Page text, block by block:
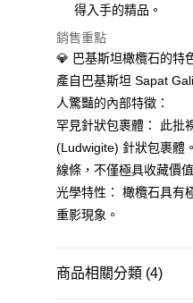
運送方式
全家取貨付款
每筆NT$80，滿
7-11取貨付款
每筆NT$80，滿
賣家宅配幫您送（台灣
每筆NT$80，滿
每筆NT$80，滿
得入手的精品。
銷售重點
💎 巴基斯坦橄欖石的特
產自巴基斯坦 Sapat
人驚豔的內部特徵：
罕見針狀包裹體： 此批
(Ludwigite) 針狀包裹體
線條，不僅極具收藏價
光學特性： 橄欖石具有
重影現象。
商品相關分類 (4)